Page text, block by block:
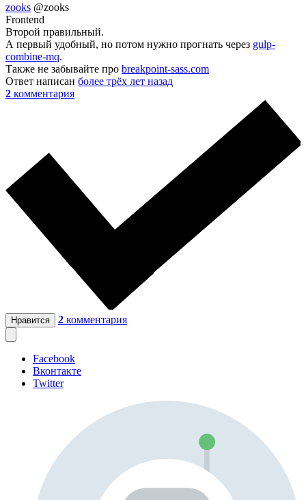
zooks @zooks
Frontend
Второй правильный.
А первый удобный, но потом нужно прогнать через gulp-
combine-mq.
Также не забывайте про breakpoint-sass.com
Ответ написан более трёх лет назад
2 комментария
Нравится 2 комментария
Facebook
Вконтакте
Twitter